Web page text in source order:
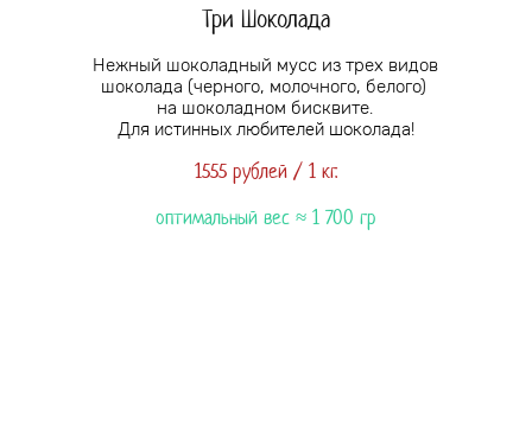
Три Шоколада
Нежный шоколадный мусс из трех видов
шоколада (черного, молочного, белого)
на шоколадном бисквите.
Для истинных любителей шоколада!
1555 рублей / 1 кг.
оптимальный вес ≈ 1 700 гр